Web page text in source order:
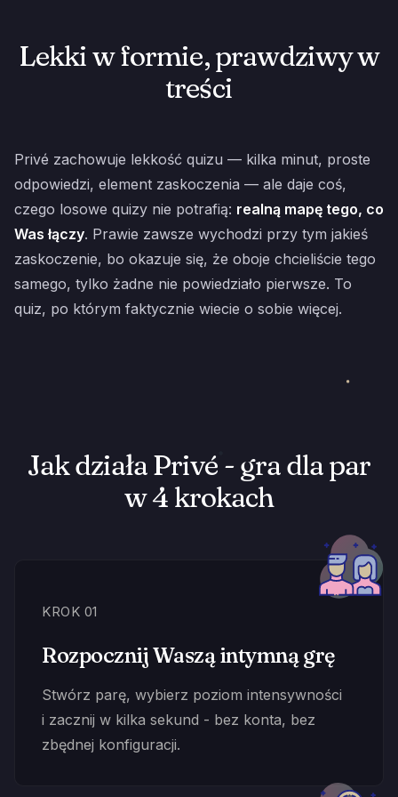
Lekki w formie, prawdziwy w
treści
Privé zachowuje lekkość quizu — kilka minut, proste
odpowiedzi, element zaskoczenia — ale daje coś,
czego losowe quizy nie potrafią: realną mapę tego, co
Was łączy. Prawie zawsze wychodzi przy tym jakieś
zaskoczenie, bo okazuje się, że oboje chcieliście tego
samego, tylko żadne nie powiedziało pierwsze. To
quiz, po którym faktycznie wiecie o sobie więcej.
Jak działa Privé - gra dla par
w 4 krokach
KROK 01
Rozpocznij Waszą intymną grę
Stwórz parę, wybierz poziom intensywności
i zacznij w kilka sekund - bez konta, bez
zbędnej konfiguracji.